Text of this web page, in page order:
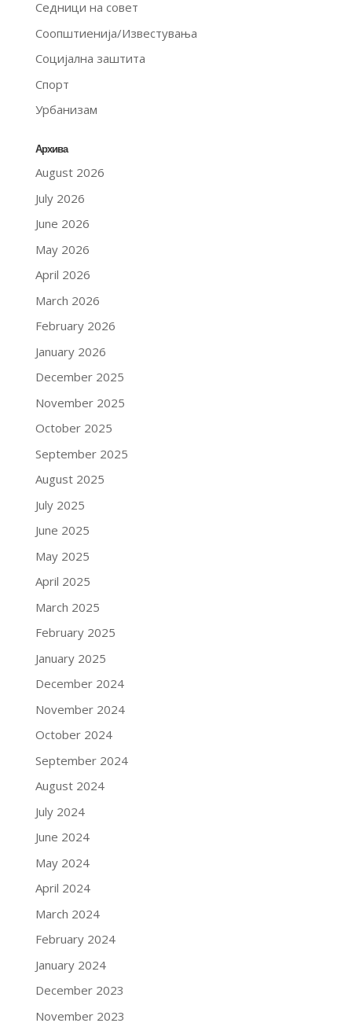
Седници на совет
Соопштиенија/Известувања
Социјална заштита
Спорт
Урбанизам
Архива
August 2026
July 2026
June 2026
May 2026
April 2026
March 2026
February 2026
January 2026
December 2025
November 2025
October 2025
September 2025
August 2025
July 2025
June 2025
May 2025
April 2025
March 2025
February 2025
January 2025
December 2024
November 2024
October 2024
September 2024
August 2024
July 2024
June 2024
May 2024
April 2024
March 2024
February 2024
January 2024
December 2023
November 2023